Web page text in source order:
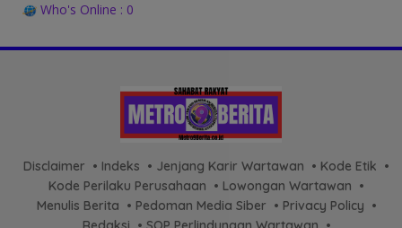
Who's Online : 0
Disclaimer Indeks Jenjang Karir Wartawan
Kode Etik
Kode Perilaku Perusahaan
Lowongan Wartawan
Menulis Berita
Pedoman Media Siber
Privacy Policy